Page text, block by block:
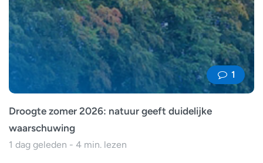
1
Droogte zomer 2026: natuur geeft duidelijke
waarschuwing
1 dag geleden - 4 min. lezen